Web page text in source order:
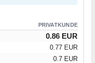
PRIVATKUNDE
0.86 EUR
0.77 EUR
0.7 EUR